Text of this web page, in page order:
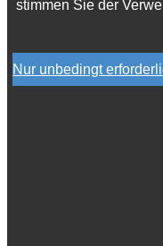
stimmen Sie der
Nur unbedingt